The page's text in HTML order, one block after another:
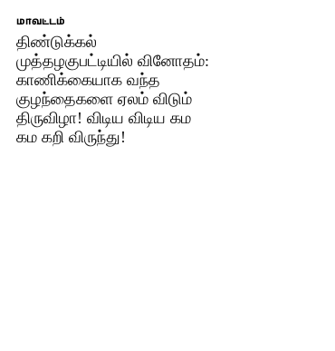
மாவட்டம்
திண்டுக்கல்
முத்தழகுபட்டியில் வினோதம்:
காணிக்கையாக வந்த
குழந்தைகளை ஏலம் விடும்
திருவிழா! விடிய விடிய கம
கம கறி விருந்து!